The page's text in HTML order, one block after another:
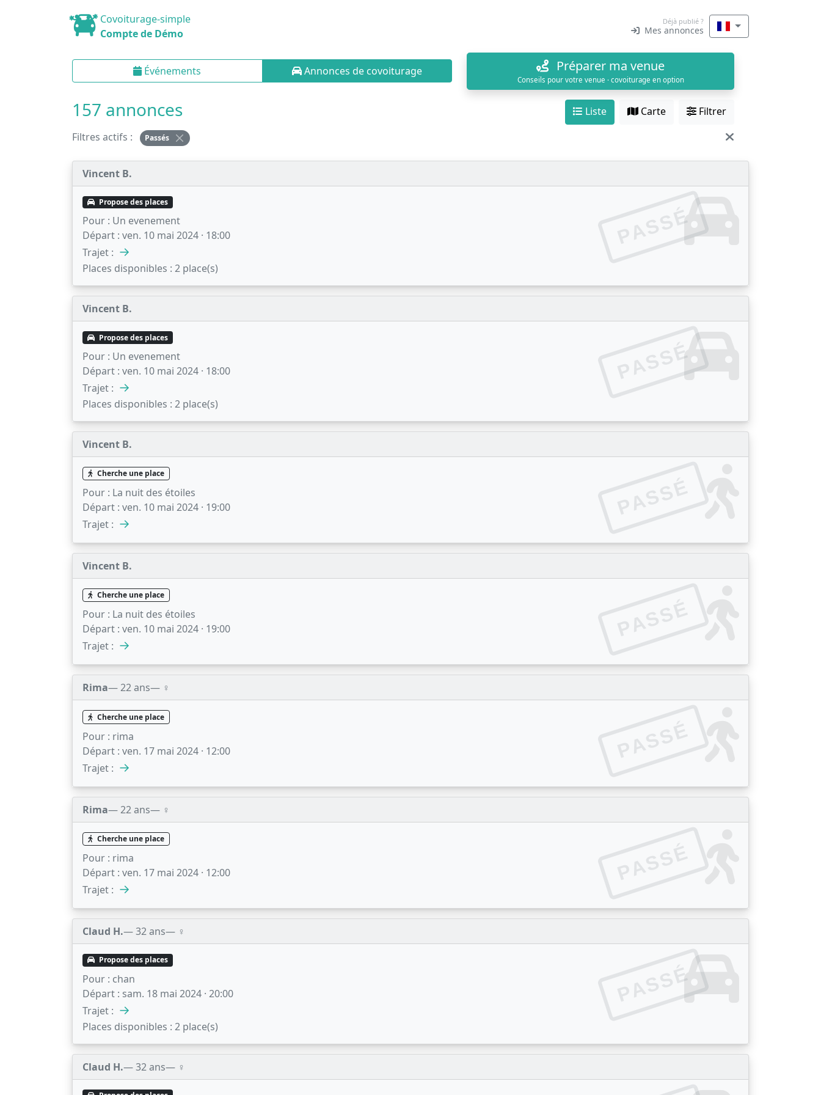
Covoiturage-simple
Compte de Démo
Déjà publié ?
Mes annonces
Événements Annonces de covoiturage Préparer ma venue
Conseils pour votre venue · covoiturage en option
157 annonces Liste Carte
Filtrer
Filtres actifs :
Passés
Vincent B.
PASSÉ
Propose des places
Pour : Un evenement
Départ : ven. 10 mai 2024 · 18:00
Trajet : →
Places disponibles : 2 place(s)
Vincent B.
PASSÉ
Propose des places
Pour : Un evenement
Départ : ven. 10 mai 2024 · 18:00
Trajet : →
Places disponibles : 2 place(s)
Vincent B.
Cherche une place
Pour : La nuit des étoiles
Départ : ven. 10 mai 2024 · 19:00
Trajet : →
Vincent B.
Cherche une place
Pour : La nuit des étoiles
Départ : ven. 10 mai 2024 · 19:00
Trajet : →
Rima— 22 ans— ♀️
Cherche une place
Pour : rima
Départ : ven. 17 mai 2024 · 12:00
Trajet : →
Rima— 22 ans— ♀️
Cherche une place
Pour : rima
Départ : ven. 17 mai 2024 · 12:00
Trajet : →
Claud H.— 32 ans— ♀️
PASSÉ
Propose des places
Pour : chan
Départ : sam. 18 mai 2024 · 20:00
Trajet : →
Places disponibles : 2 place(s)
Claud H.— 32 ans— ♀️